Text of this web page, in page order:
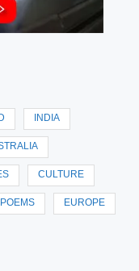
INDIA
CULTURE
POEMS EUROPE